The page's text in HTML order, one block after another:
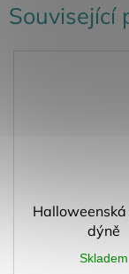
Související
dýně
Skladem